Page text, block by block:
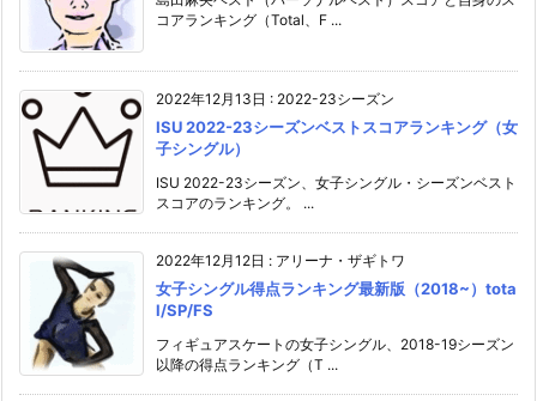
コアランキング（Total、F ...
2022年12月13日 : 2022-23シーズン
ISU 2022-23シーズンベストスコアランキング（女
子シングル）
ISU 2022-23シーズン、女子シングル・シーズンベスト
スコアのランキング。 ...
2022年12月12日 : アリーナ・ザギトワ
女子シングル得点ランキング最新版（2018~）tota
l/SP/FS
フィギュアスケートの女子シングル、2018-19シーズン
以降の得点ランキング（T ...